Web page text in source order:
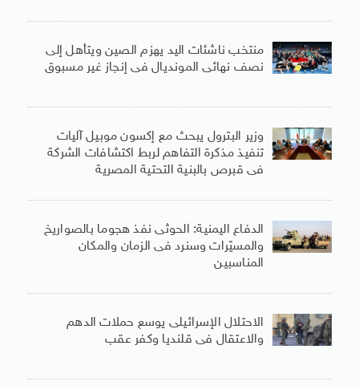
منتخب ناشئات اليد يهزم الصين ويتأهل إلى
نصف نهائى المونديال فى إنجاز غير مسبوق
وزير البترول يبحث مع إكسون موبيل آليات
تنفيذ مذكرة التفاهم لربط اكتشافات الشركة
فى قبرص بالبنية التحتية المصرية
الدفاع اليمنية: الحوثى نفذ هجوما بالصواريخ
والمسيّرات وسنرد فى الزمان والمكان
المناسبين
الاحتلال الإسرائيلى يوسع حملات الدهم
والاعتقال فى قلنديا وكفر عقب